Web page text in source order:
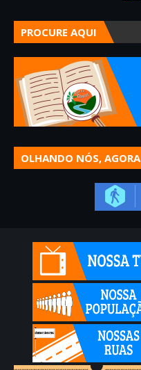
PROCURE AQUI
OLHANDO NÓS, AGORA